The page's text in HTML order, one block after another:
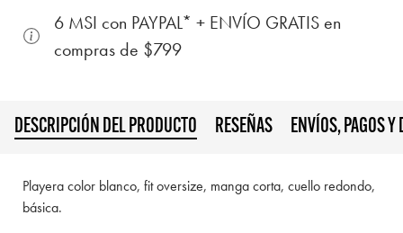
6 MSI con PAYPAL* + ENVÍO GRATIS en
compras de $799
DESCRIPCIÓN DEL PRODUCTO RESEÑAS ENVÍOS, PAGOS Y
Playera color blanco, fit oversize, manga corta, cuello redondo,
básica.